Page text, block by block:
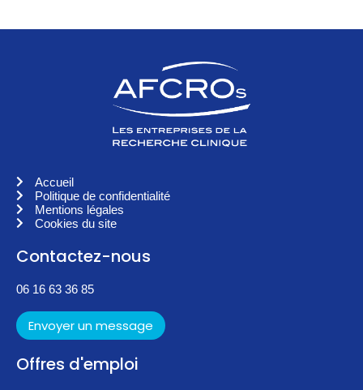
Accueil
Politique de confidentialité
Mentions légales
Cookies du site
Contactez-nous
06 16 63 36 85
Envoyer un message
Offres d'emploi